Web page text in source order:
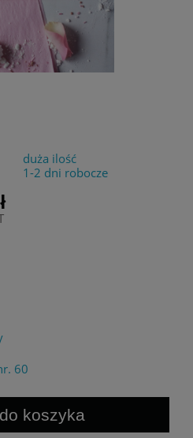
duża ilość
1-2 dni robocze
60
do koszyka